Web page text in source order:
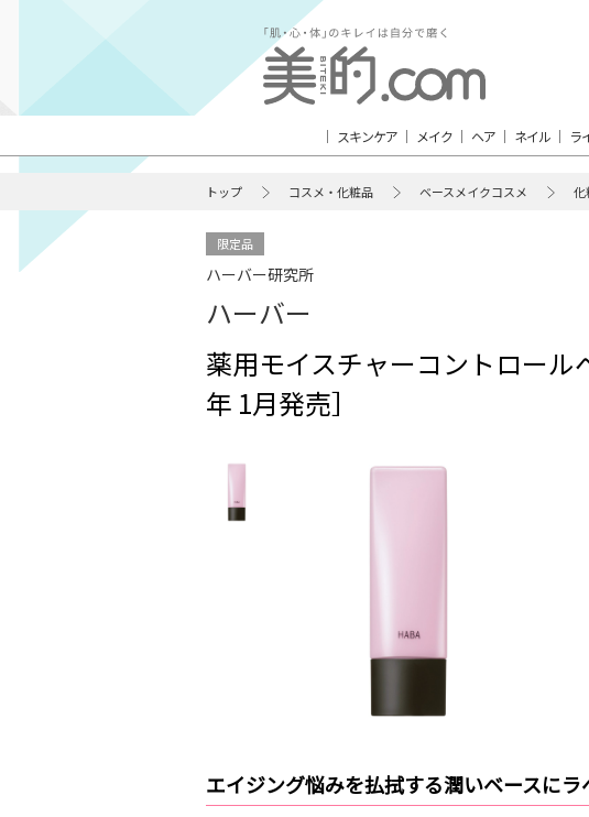
スキンケア メイク ヘア ネイル ラ
トップ コスメ・化粧品 ベースメイクコスメ 化
限定品
ハーバー研究所
ハーバー
薬用モイスチャーコントロール
年 1月発売］
エイジング悩みを払拭する潤いベースに